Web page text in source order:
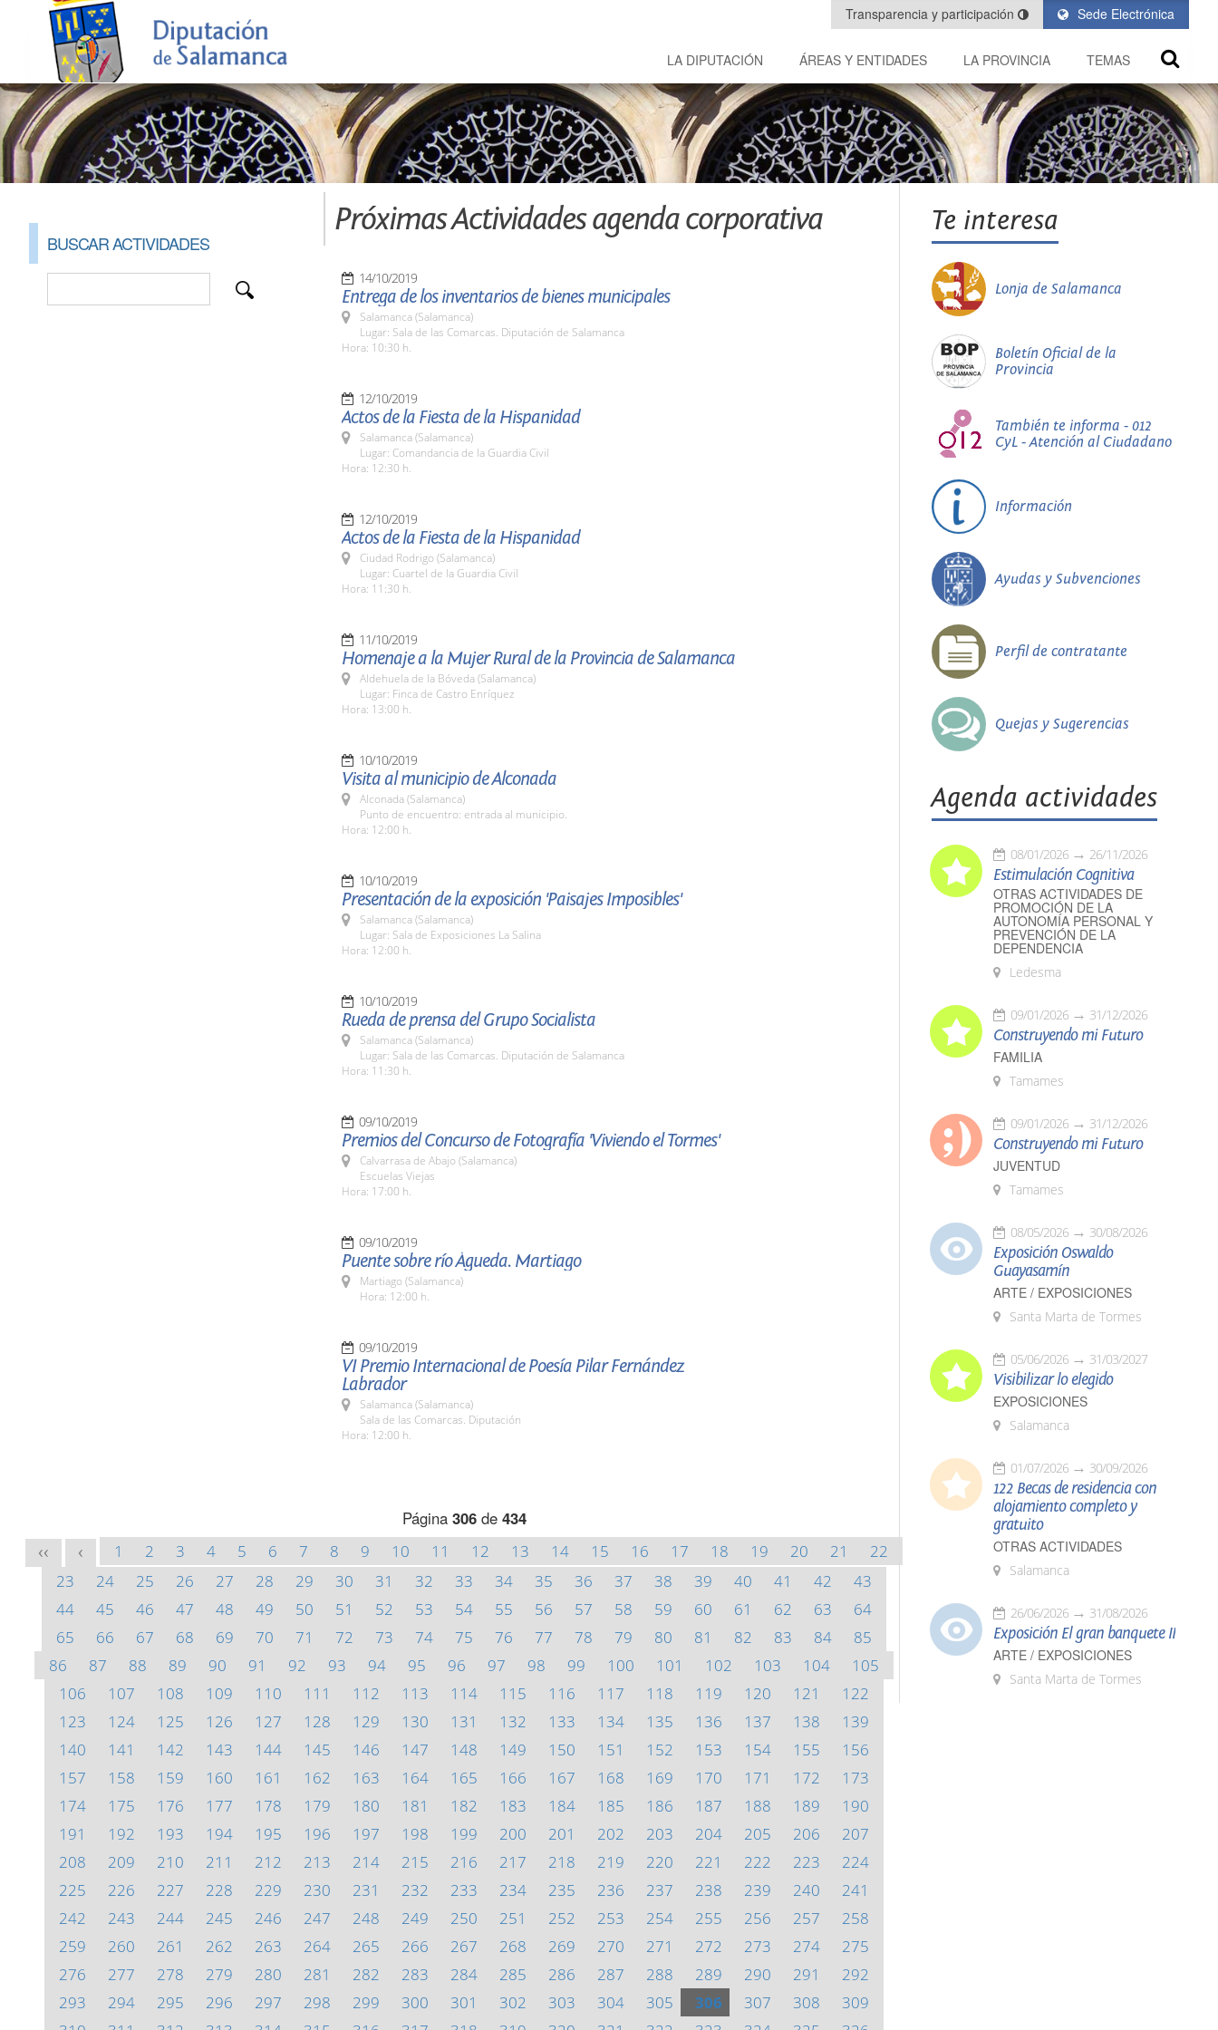
Sede Electrónica
Transparencia y participación
LA DIPUTACIÓN ÁREAS Y ENTIDADES LA PROVINCIA TEMAS
BUSCAR ACTIVIDADES
Próximas Actividades agenda corporativa
14/10/2019
Entrega de los inventarios de bienes municipales
Salamanca (Salamanca)
Lugar: Sala de las Comarcas. Diputación de Salamanca
Hora: 10:30 h.
12/10/2019
Actos de la Fiesta de la Hispanidad
Salamanca (Salamanca)
Lugar: Comandancia de la Guardia Civil
Hora: 12:30 h.
12/10/2019
Actos de la Fiesta de la Hispanidad
Ciudad Rodrigo (Salamanca)
Lugar: Cuartel de la Guardia Civil
Hora: 11:30 h.
11/10/2019
Homenaje a la Mujer Rural de la Provincia de Salamanca
Aldehuela de la Bóveda (Salamanca)
Lugar: Finca de Castro Enríquez
Hora: 13:00 h.
10/10/2019
Visita al municipio de Alconada
Alconada (Salamanca)
Punto de encuentro: entrada al municipio.
Hora: 12:00 h.
10/10/2019
Presentación de la exposición 'Paisajes Imposibles'
Salamanca (Salamanca)
Lugar: Sala de Exposiciones La Salina
Hora: 12:00 h.
10/10/2019
Rueda de prensa del Grupo Socialista
Salamanca (Salamanca)
Lugar: Sala de las Comarcas. Diputación de Salamanca
Hora: 11:30 h.
09/10/2019
Premios del Concurso de Fotografía 'Viviendo el Tormes'
Calvarrasa de Abajo (Salamanca)
Escuelas Viejas
Hora: 17:00 h.
09/10/2019
Puente sobre río Águeda. Martiago
Martiago (Salamanca)
Hora: 12:00 h.
09/10/2019
VI Premio Internacional de Poesía Pilar Fernández
Labrador
Salamanca (Salamanca)
Sala de las Comarcas. Diputación
Hora: 12:00 h.
Página 306de 434
<< < 1 2 3 4 5 6 7 8 9 10 11 12 13 14 15 16 17 18 19 20 21
22
23
24 25 26 27 28 29 30 31 32 33 34 35 36 37 38 39 40 41 42
43
44
45 46 47 48 49 50 51 52 53 54 55 56 57 58 59 60 61 62 63
64
65
66 67 68 69 70 71 72 73 74 75 76 77 78 79 80 81 82 83 84
85
86
87 88 89 90 91 92 93 94 95 96 97 98 99 100 101 102 103 104
105
106
107 108 109 110 111 112 113 114 115 116 117 118 119 120 121
122
123
124 125 126 127 128 129 130 131 132 133 134 135 136 137 138
139
140
141 142 143 144 145 146 147 148 149 150 151 152 153 154 155
156
157
158 159 160 161 162 163 164 165 166 167 168 169 170 171 172
173
174
175 176 177 178 179 180 181 182 183 184 185 186 187 188 189
190
191
192 193 194 195 196 197 198 199 200 201 202 203 204 205 206
207
208
209 210 211 212 213 214 215 216 217 218 219 220 221 222 223
224
225
226 227 228 229 230 231 232 233 234 235 236 237 238 239 240
241
242
243 244 245 246 247 248 249 250 251 252 253 254 255 256 257
258
259
260 261 262 263 264 265 266 267 268 269 270 271 272 273 274
275
276
277 278 279 280 281 282 283 284 285 286 287 288 289 290 291
292
293
294 295 296 297 298 299 300 301 302 303 304 305 306 307 308
309
Te interesa
Lonja de Salamanca
Boletín Oficial de la
Provincia
También te informa - 012
CyL - Atención al Ciudadano
Información
Ayudas y Subvenciones
Perfil de contratante
Quejas y Sugerencias
Agenda actividades
08/01/2026 26/11/2026
Estimulación Cognitiva
OTRAS ACTIVIDADES DE
PROMOCIÓN DE LA
AUTONOMÍA PERSONAL Y
PREVENCIÓN DE LA
DEPENDENCIA
Ledesma
09/01/2026 31/12/2026
Construyendo mi Futuro
FAMILIA
Tamames
09/01/2026 31/12/2026
Construyendo mi Futuro
JUVENTUD
Tamames
08/05/2026 30/08/2026
Exposición Oswaldo
Guayasamín
ARTE / EXPOSICIONES
Santa Marta de Tormes
05/06/2026 31/03/2027
Visibilizar lo elegido
EXPOSICIONES
Salamanca
01/07/2026 30/09/2026
122 Becas de residencia con
alojamiento completo y
gratuito
OTRAS ACTIVIDADES
Salamanca
26/06/2026 31/08/2026
Exposición El gran banquete II
ARTE / EXPOSICIONES
Santa Marta de Tormes